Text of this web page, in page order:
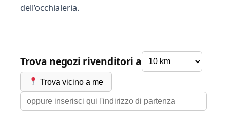
dell’occhialeria.
Trova negozi rivenditori a
Trova vicino a me